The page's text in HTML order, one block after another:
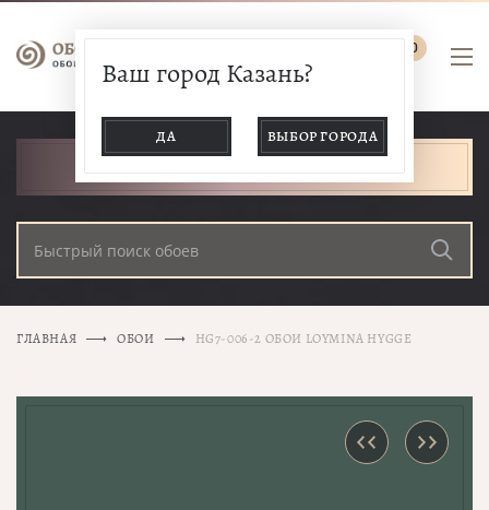
0
Ваш город Казань?
ДА ВЫБОР ГОРОДА
ГЛАВНАЯ ОБОИ HG7-006-2 ОБОИ LOYMINA HYGGE